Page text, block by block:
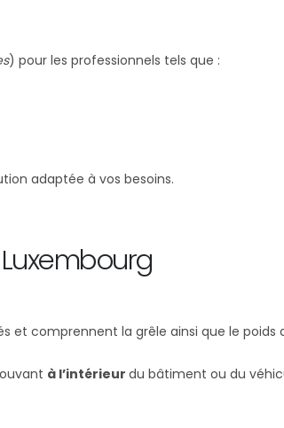
) pour les professionnels tels que :
adaptée à vos besoins.
et comprennent la grêle ainsi que le
à l’intérieur du bâtiment ou du